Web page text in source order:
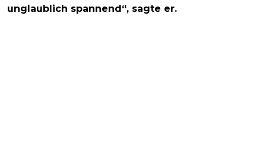
unglaublich spannend“, sagte er.